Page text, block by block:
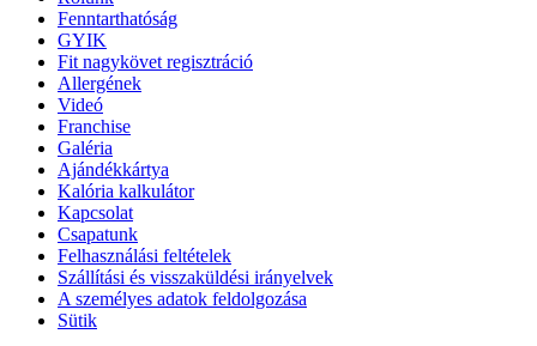
Fenntarthatóság
GYIK
Fit nagykövet regisztráció
Allergének
Videó
Franchise
Galéria
Ajándékkártya
Kalória kalkulátor
Kapcsolat
Csapatunk
Felhasználási feltételek
Szállítási és visszaküldési irányelvek
A személyes adatok feldolgozása
Sütik